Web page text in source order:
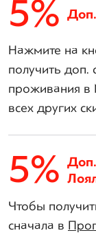
5%
Нажмите на
получить доп.
проживания в
всех других
5%
Чтобы
сначала в